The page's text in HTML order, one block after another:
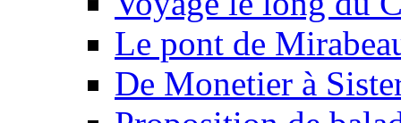
Le pont de
De Monetier à